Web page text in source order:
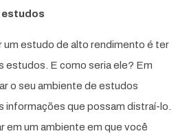
estudos
um estudo de alto rendimento é ter
estudos. E como seria ele? Em
o seu ambiente de estudos
informações que possam distraí-lo.
em um ambiente em que você